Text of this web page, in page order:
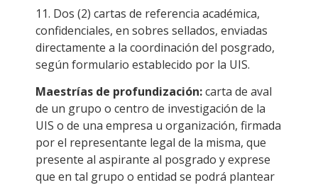
11. Dos (2) cartas de referencia académica,
confidenciales, en sobres sellados, enviadas
directamente a la coordinación del posgrado,
según formulario establecido por la UIS.
Maestrías de profundización:carta de aval
de un grupo o centro de investigación de la
UIS o de una empresa u organización, firmada
por el representante legal de la misma, que
presente al aspirante al posgrado y exprese
que en tal grupo o entidad se podrá plantear